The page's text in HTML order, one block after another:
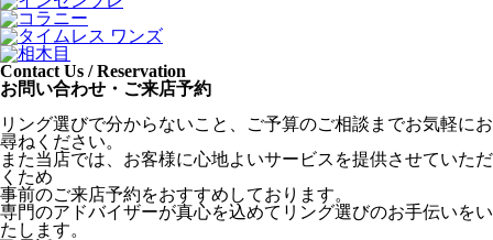
Contact Us / Reservation
お問い合わせ・ご来店予約
リング選びで分からないこと、ご予算のご相談までお気軽にお
尋ねください。
また当店では、お客様に心地よいサービスを提供させていただ
くため
事前のご来店予約をおすすめしております。
専門のアドバイザーが真心を込めてリング選びのお手伝いをい
たします。